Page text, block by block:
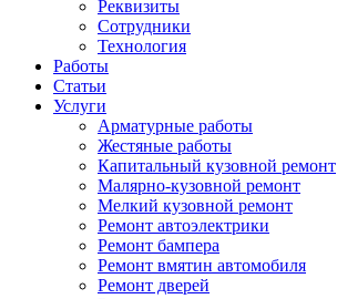
Реквизиты
Сотрудники
Технология
Работы
Статьи
Услуги
Арматурные работы
Жестяные работы
Капитальный кузовной ремонт
Малярно-кузовной ремонт
Мелкий кузовной ремонт
Ремонт автоэлектрики
Ремонт бампера
Ремонт вмятин автомобиля
Ремонт дверей